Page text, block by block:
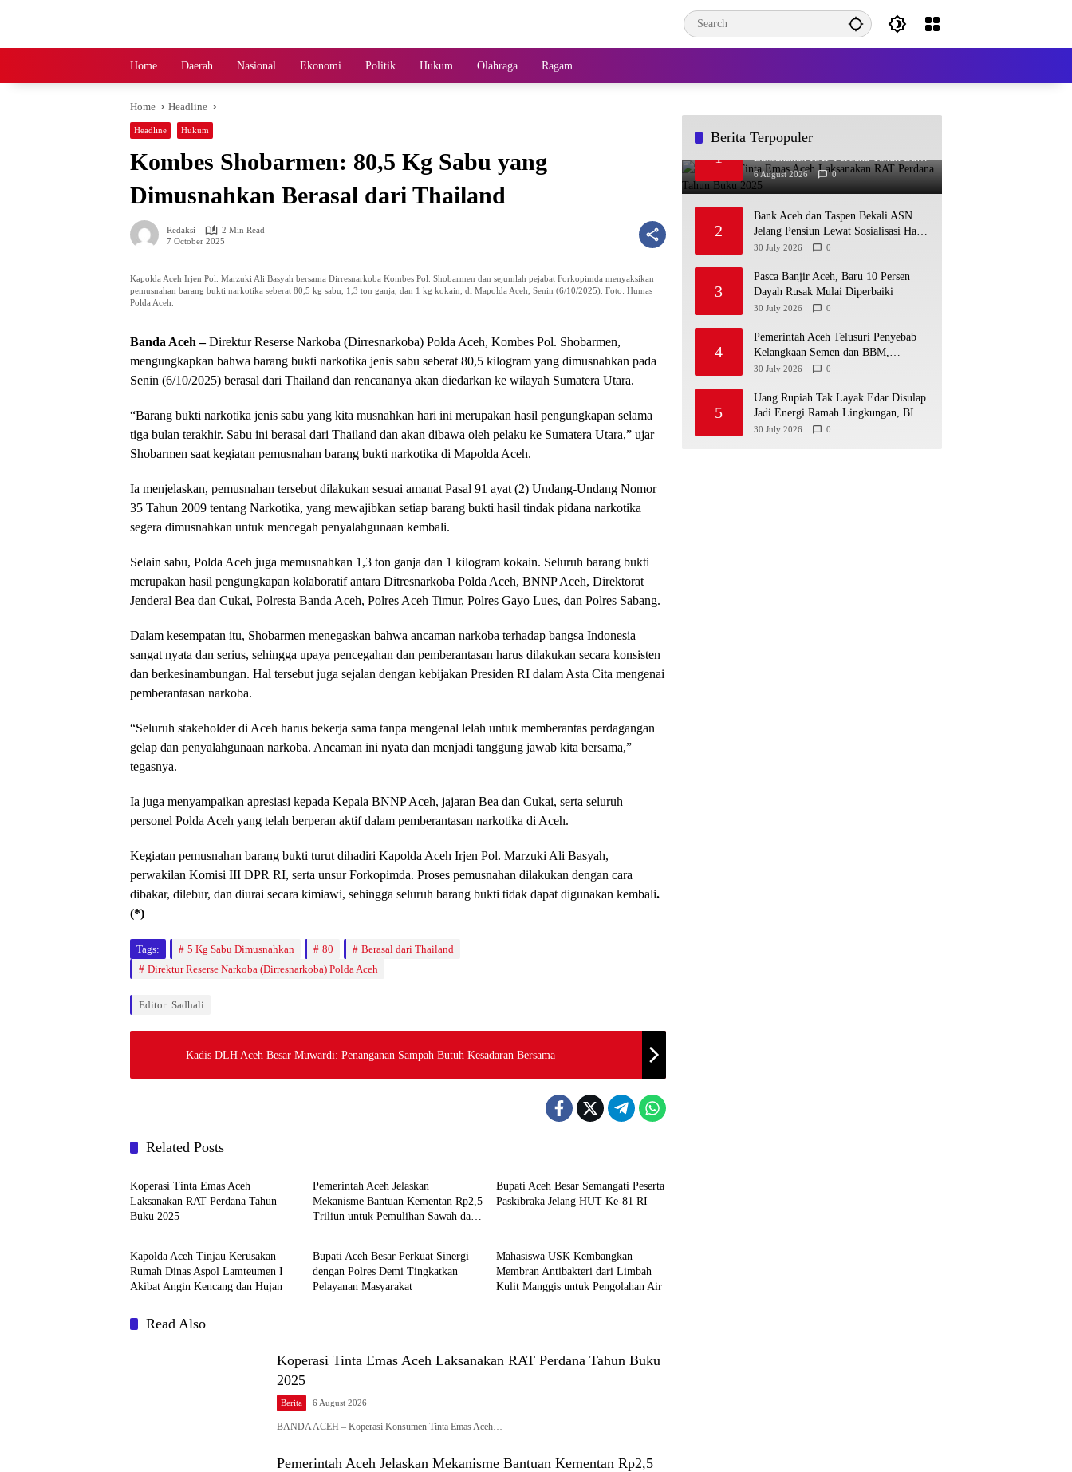
Home Daerah Nasional Ekonomi Politik Hukum Olahraga Ragam
Home Headline
Headline Hukum
Kombes Shobarmen: 80,5 Kg Sabu yang
Dimusnahkan Berasal dari Thailand
Redaksi
2 Min Read
7 October 2025
Kapolda Aceh Irjen Pol. Marzuki Ali Basyah bersama Dirresnarkoba Kombes Pol. Shobarmen dan sejumlah pejabat Forkopimda menyaksikan
pemusnahan barang bukti narkotika seberat 80,5 kg sabu, 1,3 ton ganja, dan 1 kg kokain, di Mapolda Aceh, Senin (6/10/2025). Foto: Humas
Polda Aceh.
Banda Aceh –Direktur Reserse Narkoba (Dirresnarkoba) Polda Aceh, Kombes Pol. Shobarmen,
mengungkapkan bahwa barang bukti narkotika jenis sabu seberat 80,5 kilogram yang dimusnahkan pada
Senin (6/10/2025) berasal dari Thailand dan rencananya akan diedarkan ke wilayah Sumatera Utara.
“Barang bukti narkotika jenis sabu yang kita musnahkan hari ini merupakan hasil pengungkapan selama
tiga bulan terakhir. Sabu ini berasal dari Thailand dan akan dibawa oleh pelaku ke Sumatera Utara,” ujar
Shobarmen saat kegiatan pemusnahan barang bukti narkotika di Mapolda Aceh.
Ia menjelaskan, pemusnahan tersebut dilakukan sesuai amanat Pasal 91 ayat (2) Undang-Undang Nomor
35 Tahun 2009 tentang Narkotika, yang mewajibkan setiap barang bukti hasil tindak pidana narkotika
segera dimusnahkan untuk mencegah penyalahgunaan kembali.
Selain sabu, Polda Aceh juga memusnahkan 1,3 ton ganja dan 1 kilogram kokain. Seluruh barang bukti
merupakan hasil pengungkapan kolaboratif antara Ditresnarkoba Polda Aceh, BNNP Aceh, Direktorat
Jenderal Bea dan Cukai, Polresta Banda Aceh, Polres Aceh Timur, Polres Gayo Lues, dan Polres Sabang.
Dalam kesempatan itu, Shobarmen menegaskan bahwa ancaman narkoba terhadap bangsa Indonesia
sangat nyata dan serius, sehingga upaya pencegahan dan pemberantasan harus dilakukan secara konsisten
dan berkesinambungan. Hal tersebut juga sejalan dengan kebijakan Presiden RI dalam Asta Cita mengenai
pemberantasan narkoba.
“Seluruh stakeholder di Aceh harus bekerja sama tanpa mengenal lelah untuk memberantas perdagangan
gelap dan penyalahgunaan narkoba. Ancaman ini nyata dan menjadi tanggung jawab kita bersama,”
tegasnya.
Ia juga menyampaikan apresiasi kepada Kepala BNNP Aceh, jajaran Bea dan Cukai, serta seluruh
personel Polda Aceh yang telah berperan aktif dalam pemberantasan narkotika di Aceh.
Kegiatan pemusnahan barang bukti turut dihadiri Kapolda Aceh Irjen Pol. Marzuki Ali Basyah,
perwakilan Komisi III DPR RI, serta unsur Forkopimda. Proses pemusnahan dilakukan dengan cara
dibakar, dilebur, dan diurai secara kimiawi, sehingga seluruh barang bukti tidak dapat digunakan kembali.
(*)
Tags: 5 Kg Sabu Dimusnahkan 80
Berasal dari Thailand
Direktur Reserse Narkoba (Dirresnarkoba) Polda Aceh
Editor: Sadhali
Kadis DLH Aceh Besar Muwardi: Penanganan Sampah Butuh Kesadaran Bersama
Related Posts
Berita
Koperasi Tinta Emas Aceh
Laksanakan RAT Perdana Tahun
Buku 2025
Pemerintah Aceh Jelaskan
Mekanisme Bantuan Kementan Rp2,5
Triliun untuk Pemulihan Sawah dan
Bupati Aceh Besar Semangati Peserta
Paskibraka Jelang HUT Ke-81 RI
Kapolda Aceh Tinjau Kerusakan
Rumah Dinas Aspol Lamteumen I
Akibat Angin Kencang dan Hujan
Bupati Aceh Besar Perkuat Sinergi
dengan Polres Demi Tingkatkan
Pelayanan Masyarakat
Mahasiswa USK Kembangkan
Membran Antibakteri dari Limbah
Kulit Manggis untuk Pengolahan Air
Read Also
Koperasi Tinta Emas Aceh Laksanakan RAT Perdana Tahun Buku
2025
Berita 6 August 2026
BANDA ACEH – Koperasi Konsumen Tinta Emas Aceh…
Pemerintah Aceh Jelaskan Mekanisme Bantuan Kementan Rp2,5
Berita Terpopuler
1
Koperasi Tinta Emas Aceh
Laksanakan RAT Perdana Tahun Buku
2025
6 August 2026 0
2
Bank Aceh dan Taspen Bekali ASN
Jelang Pensiun Lewat Sosialisasi Hak,
Kewajiban, dan Wirausaha
30 July 2026 0
3
Pasca Banjir Aceh, Baru 10 Persen
Dayah Rusak Mulai Diperbaiki
30 July 2026 0
4
Pemerintah Aceh Telusuri Penyebab
Kelangkaan Semen dan BBM,
Libatkan Polda Aceh
30 July 2026 0
5
Uang Rupiah Tak Layak Edar Disulap
Jadi Energi Ramah Lingkungan, BI
dan Solusi Bangun Andalas
30 July 2026 0